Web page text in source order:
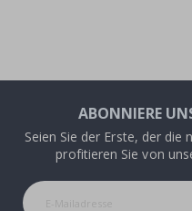
ABONNIERE
Seien Sie der Erste, der
profitieren Sie von